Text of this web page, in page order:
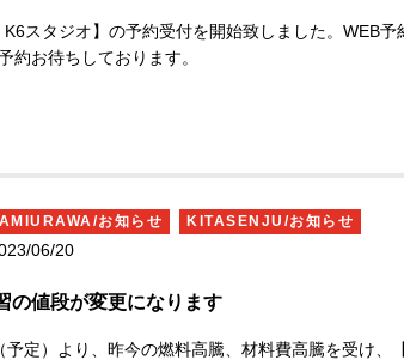
17日（日）】 ※PACKS会員の方
ご参加いただけます。
形態の確認」があります。【
お進みください。
スタジオ】の予約受付を開始致しました。 WEB予
約お待ちしております。
お知らせ
KITASENJU/お知らせ
06/20
の値段が変更になります
定）より、昨今の燃料高騰、材料費高騰を受け、